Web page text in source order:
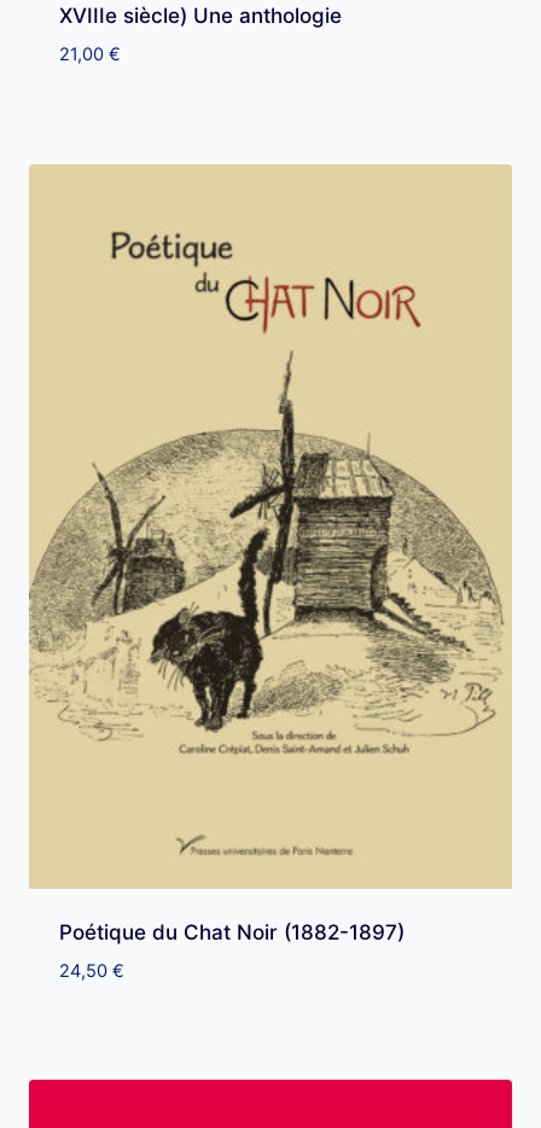
XVIIIe siècle) Une anthologie
21,00 €
Poétique du Chat Noir (1882-1897)
24,50 €